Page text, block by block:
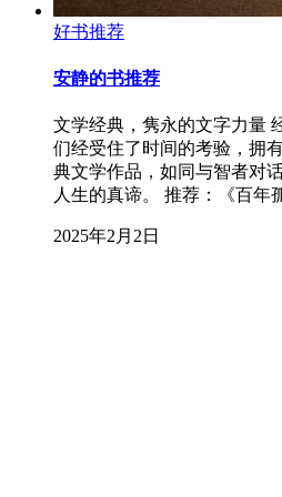
好书推荐
安静的书推荐
文学经典，隽永的文字力量
们经受住了时间的考验，拥
典文学作品，如同与智者对
人生的真谛。 推荐：《百年
2025年2月2日